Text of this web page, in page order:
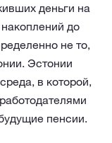
деньги на
до
не то,
Эстонии
в которой,
пенсии.